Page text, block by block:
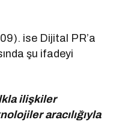
ise Dijital PR’a
şu ifadeyi
ilişkiler
aracılığıyla